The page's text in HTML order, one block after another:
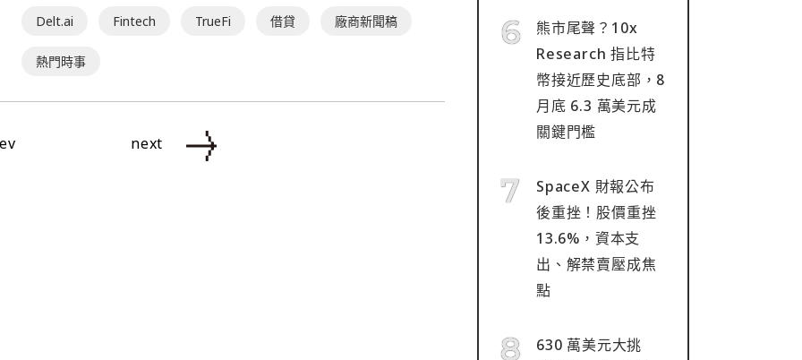
就覆蓋全球借貸市場。資產管理公司可以接觸到 T⋯
Delt.ai Fintech TrueFi 借貸 廠商新聞稿
熱門時事
next
熊市尾聲？10x
Research 指比特
幣接近歷史底部，8
月底 6.3 萬美元成
關鍵門檻
SpaceX 財報公布
後重挫！股價重挫
13.6%，資本支
出、解禁賣壓成焦
點
630 萬美元大挑